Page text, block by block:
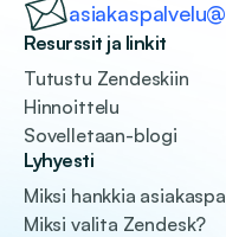
Resurssit ja linkit
Tutustu Zendeskiin
Hinnoittelu
Sovelletaan-blogi
Lyhyesti
Miksi hankkia
Miksi valita Zendesk?